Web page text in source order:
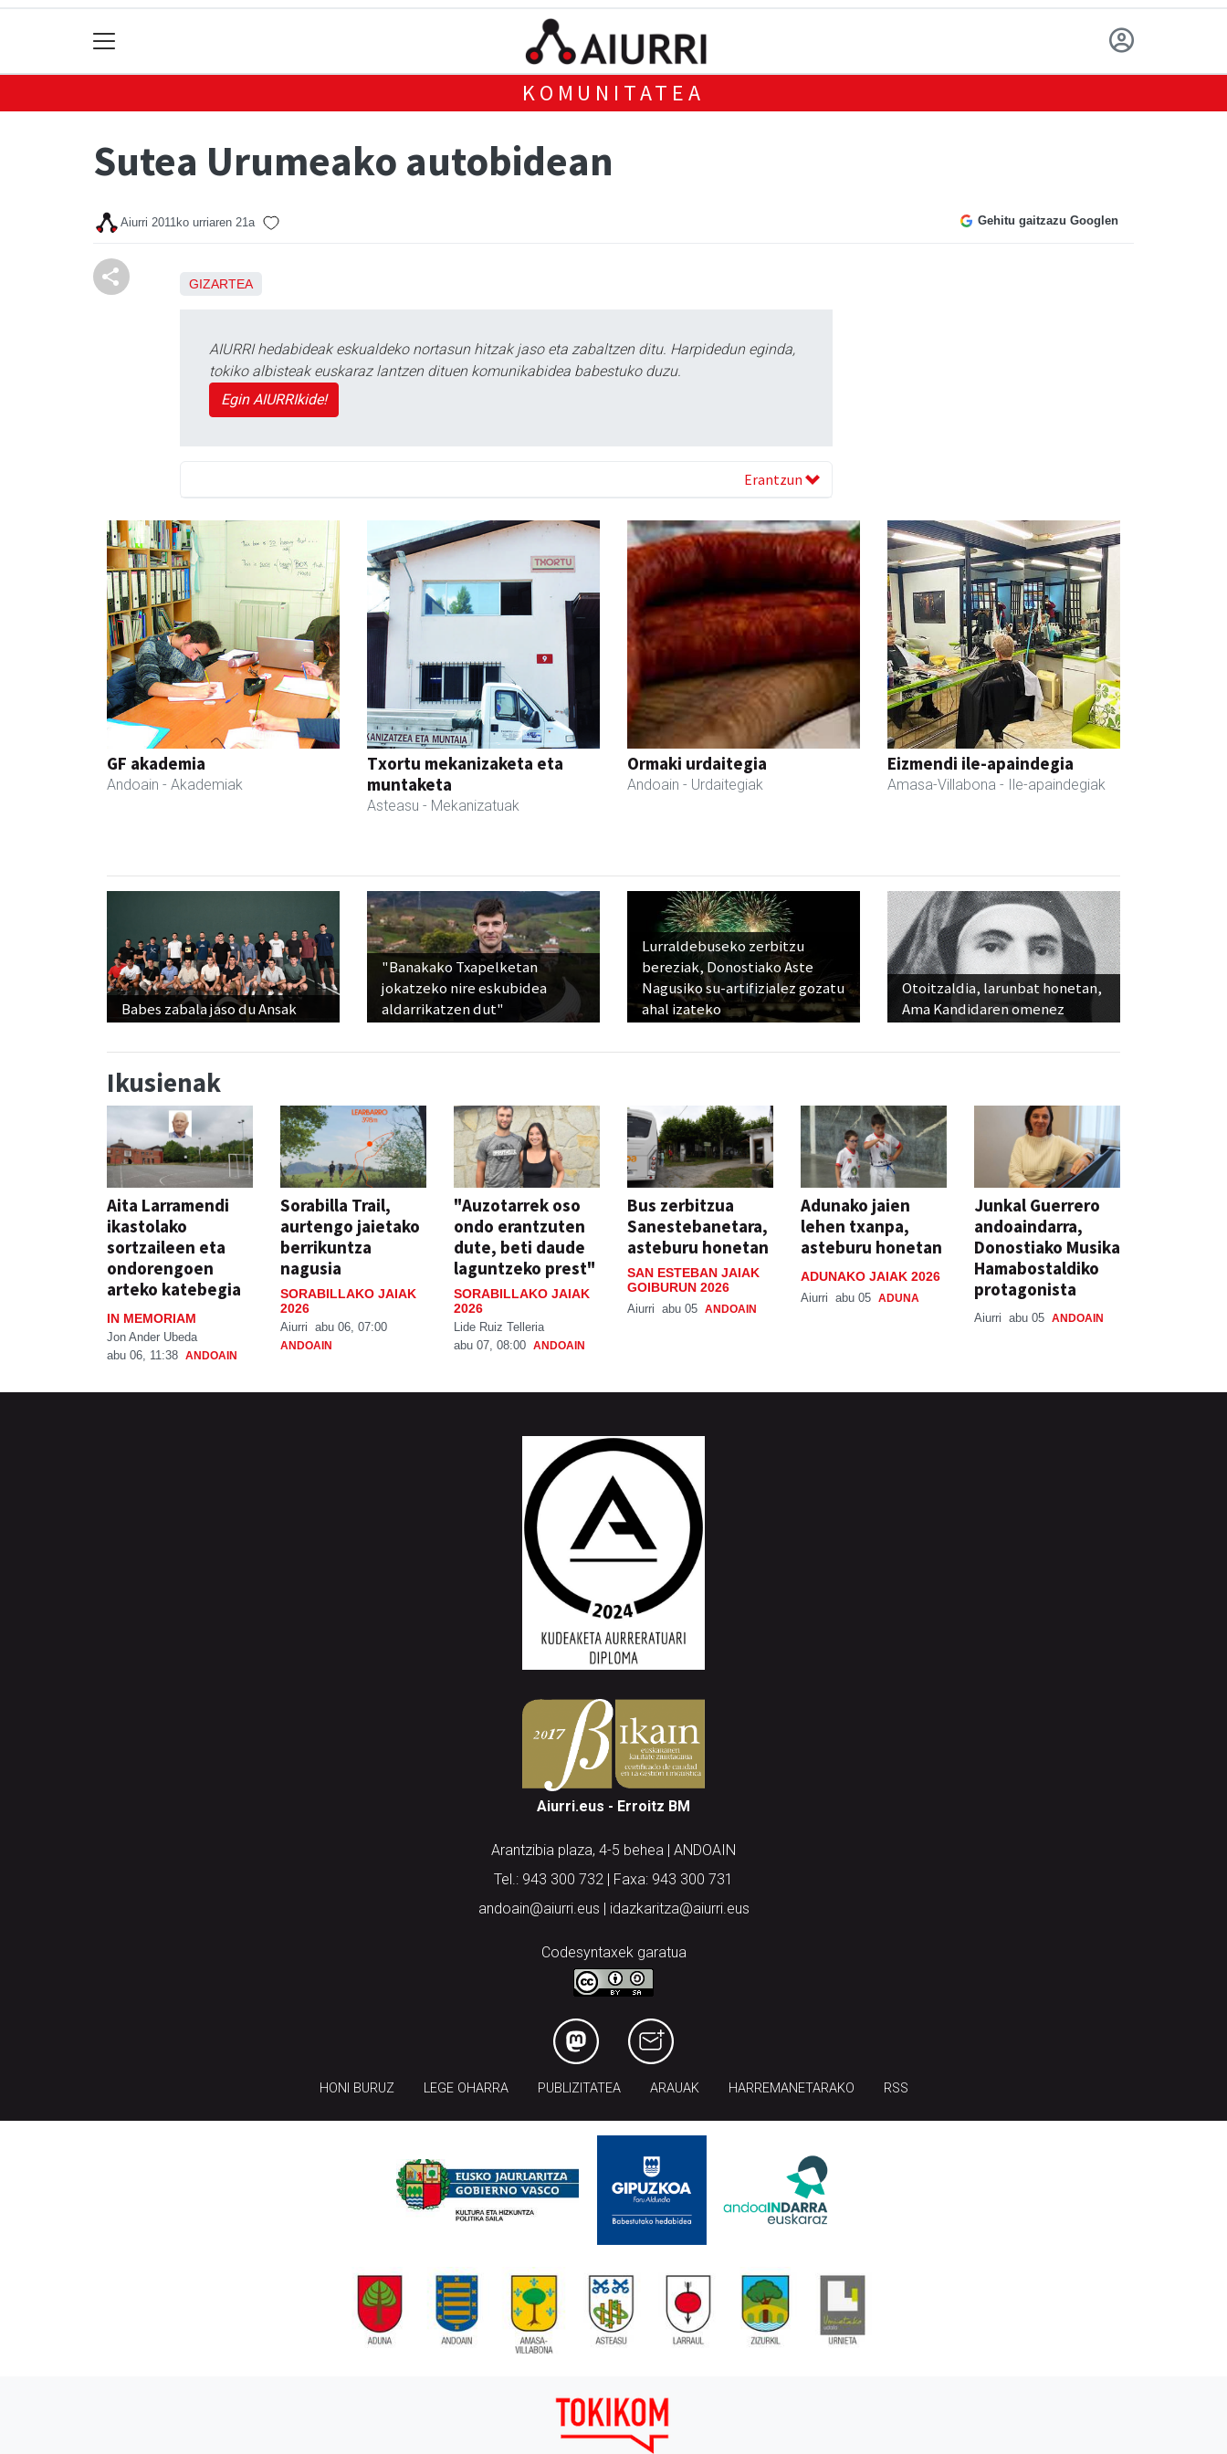
KOMUNITATEA
Sutea Urumeako autobidean
Aiurri 2011ko urriaren 21a Gehitu gaitzazu Googlen
GIZARTEA
AIURRI hedabideak eskualdeko nortasun hitzak jaso eta zabaltzen ditu. Harpidedun eginda,
tokiko albisteak euskaraz lantzen dituen komunikabidea babestuko duzu.
Egin AIURRIkide!
Erantzun
GF akademia
Andoain - Akademiak
Txortu mekanizaketa eta
muntaketa
Asteasu - Mekanizatuak
Ormaki urdaitegia
Andoain - Urdaitegiak
Eizmendi ile-apaindegia
Amasa-Villabona - Ile-apaindegiak
Babes zabala jaso du Ansak
"Banakako Txapelketan
jokatzeko nire eskubidea
aldarrikatzen dut"
Lurraldebuseko zerbitzu
bereziak, Donostiako Aste
Nagusiko su-artifizialez gozatu
ahal izateko
Otoitzaldia, larunbat honetan,
Ama Kandidaren omenez
Ikusienak
Aita Larramendi
ikastolako
sortzaileen eta
ondorengoen
arteko katebegia
IN MEMORIAM
Jon Ander Ubeda
abu 06, 11:38 ANDOAIN
Sorabilla Trail,
aurtengo jaietako
berrikuntza
nagusia
SORABILLAKO JAIAK
2026
Aiurri abu 06, 07:00
ANDOAIN
"Auzotarrek oso
ondo erantzuten
dute, beti daude
laguntzeko prest"
SORABILLAKO JAIAK
2026
Lide Ruiz Telleria
abu 07, 08:00 ANDOAIN
Bus zerbitzua
Sanestebanetara,
asteburu honetan
SAN ESTEBAN JAIAK
GOIBURUN 2026
Aiurri abu 05 ANDOAIN
Adunako jaien
lehen txanpa,
asteburu honetan
ADUNAKO JAIAK 2026
Aiurri abu 05 ADUNA
Junkal Guerrero
andoaindarra,
Donostiako Musika
Hamabostaldiko
protagonista
Aiurri abu 05 ANDOAIN
Aiurri.eus - Erroitz BM
Arantzibia plaza, 4-5 behea | ANDOAIN
Tel.: 943 300 732 | Faxa: 943 300 731
andoain@aiurri.eus | idazkaritza@aiurri.eus
Codesyntaxek garatua
HONI BURUZ LEGE OHARRA PUBLIZITATEA ARAUAK HARREMANETARAKO RSS